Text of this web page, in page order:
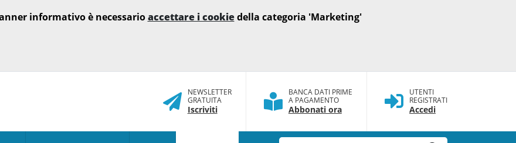
informativo è necessarioaccettare i cookiedella categoria 'Marketing'
NEWSLETTER
GRATUITA
Iscriviti
BANCA DATI PRIME
A PAGAMENTO
Abbonati ora
UTENTI
REGISTRATI
Accedi